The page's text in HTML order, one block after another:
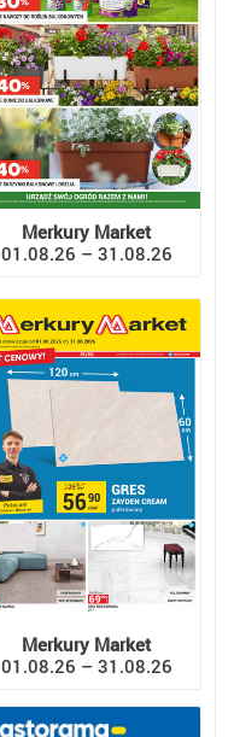
Merkury Market
01.08.26 – 31.08.26
Merkury Market
01.08.26 – 31.08.26